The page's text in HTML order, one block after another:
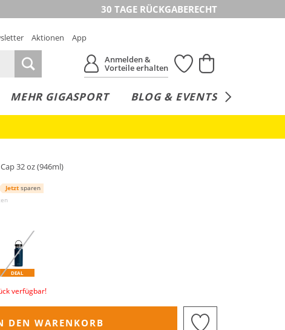
30 TAGE RÜCKGABERECHT
Aktionen
App
Anmelden &
Vorteile erhalten
MEHR GIGASPORT BLOG & EVENTS
32 oz (946ml)
Jetzt sparen
DEAL
verfügbar!
DEN WARENKORB